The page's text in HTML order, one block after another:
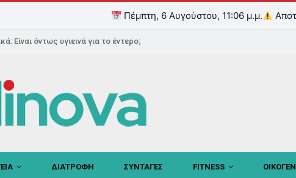
Πέμπτη, 6 Αυγούστου, 11:06 μ.μ.
Είναι όντως υγιεινά για το έντερο;
ΔΙΑΤΡΟΦΗ ΣΥΝΤΑΓΕΣ FITNESS